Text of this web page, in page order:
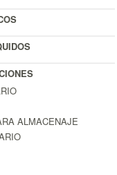
ALMACENAJE